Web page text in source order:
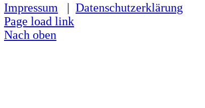
Impressum | Datenschutzerklärung
Page load link
Nach oben